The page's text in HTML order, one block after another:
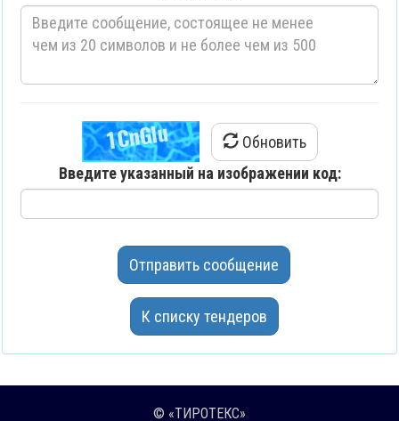
Обновить
Введите указанный на изображении код:
Отправить сообщение
К списку тендеров
© «ТИРОТЕКС»